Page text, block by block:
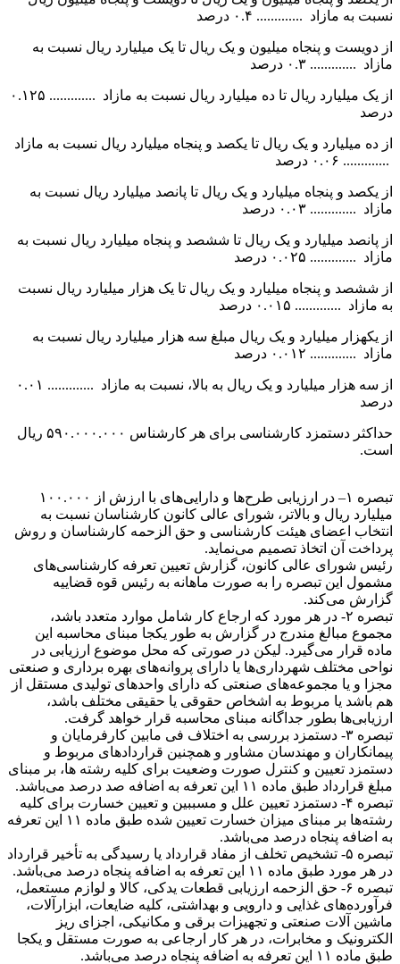
نسبت به مازاد ............. ۰.۴ درصد
از دویست و پنجاه میلیون و یک ریال تا یک میلیارد ریال نسبت به
مازاد ............. ۰.۳ درصد
از یک میلیارد ریال تا ده میلیارد ریال نسبت به مازاد ............. ۰.۱۲۵
درصد
از ده میلیارد و یک ریال تا یکصد و پنجاه میلیارد ریال نسبت به مازاد
............. ۰.۰۶ درصد
از یکصد و پنجاه میلیارد و یک ریال تا پانصد میلیارد ریال نسبت به
مازاد ............. ۰.۰۳ درصد
از پانصد میلیارد و یک ریال تا ششصد و پنجاه میلیارد ریال نسبت به
مازاد ............. ۰.۰۲۵ درصد
از ششصد و پنجاه میلیارد و یک ریال تا یک هزار میلیارد ریال نسبت
به مازاد ............. ۰.۰۱۵ درصد
از یکهزار میلیارد و یک ریال مبلغ سه هزار میلیارد ریال نسبت به
مازاد ............. ۰.۰۱۲ درصد
از سه هزار میلیارد و یک ریال به بالا، نسبت به مازاد ............. ۰.۰۱
درصد
حداکثر دستمزد کارشناسی برای هر کارشناس ۵۹۰.۰۰۰.۰۰۰ ریال
است.
تبصره ۱– در ارزیابی طرح‌ها و دارايی‌های با ارزش از ۱۰۰.۰۰۰
میلیارد ریال و بالاتر، شورای عالی کانون کارشناسان نسبت به
انتخاب اعضای هیئت کارشناسی و حق الزحمه کارشناسان و روش
پرداخت آن اتخاذ تصمیم می‌نماید.
رئیس شورای عالی کانون، گزارش تعیین تعرفه کارشناسی‌های
مشمول این تبصره را به صورت ماهانه به رئیس قوه قضاییه
گزارش می‌کند.
تبصره ۲- در هر مورد که ارجاع کار شامل موارد متعدد باشد،
مجموع مبالغ مندرج در گزارش به طور یکجا مبنای محاسبه این
ماده قرار می‌گیرد. لیکن در صورتی که محل موضوع ارزیابی در
نواحی مختلف شهرداری‌ها یا دارای پروانه‌های بهره برداری و صنعتی
مجزا و یا مجموعه‌های صنعتی که دارای واحد‌های تولیدی مستقل از
هم باشد یا مربوط به اشخاص حقوقی یا حقیقی مختلف باشد،
ارزیابی‌ها بطور جداگانه مبنای محاسبه قرار خواهد گرفت.
تبصره ۳- دستمزد بررسی به اختلاف فی مابین کارفرمایان و
پیمانکاران و مهندسان مشاور و همچنین قرارداد‌های مربوط و
دستمزد تعیین و کنترل صورت وضعیت برای کلیه رشته ها، بر مبنای
مبلغ قرارداد طبق ماده ۱۱ این تعرفه به اضافه صد درصد می‌باشد.
تبصره ۴- دستمزد تعیین علل و مسببین و تعیین خسارت برای کلیه
رشته‌ها بر مبنای میزان خسارت تعیین شده طبق ماده ۱۱ این تعرفه
به اضافه پنجاه درصد می‌باشد.
تبصره ۵- تشخیص تخلف از مفاد قرارداد یا رسیدگی به تأخیر قرارداد
در هر مورد طبق ماده ۱۱ این تعرفه به اضافه پنجاه درصد می‌باشد.
تبصره ۶- حق الزحمه ارزیابی قطعات یدکی، کالا و لوازم مستعمل،
فرآورده‌های غذایی و دارویی و بهداشتی، کلیه ضایعات، ابزارآلات،
ماشین آلات صنعتی و تجهیزات برقی و مکانیکی، اجزای ریز
الکترونیک و مخابرات، در هر کار ارجاعی به صورت مستقل و یکجا
طبق ماده ۱۱ این تعرفه به اضافه پنجاه درصد می‌باشد.